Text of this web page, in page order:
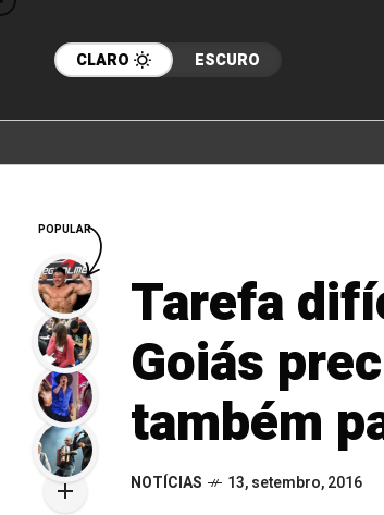
CLARO ESCURO
Tarefa
Goiás
também
NOTÍCIAS 13, setembro, 2016
POPULAR